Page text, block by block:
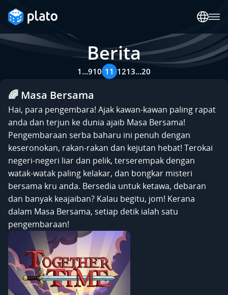
Berita
1 …910 11 1213…20
🌈 Masa Bersama
Hai, para pengembara! Ajak kawan-kawan paling rapat
anda dan terjun ke dunia ajaib Masa Bersama!
Pengembaraan serba baharu ini penuh dengan
keseronokan, rakan-rakan dan kejutan hebat! Terokai
negeri-negeri liar dan pelik, terserempak dengan
watak-watak paling kelakar, dan bongkar misteri
bersama kru anda. Bersedia untuk ketawa, debaran
dan banyak keajaiban? Kalau begitu, jom! Kerana
dalam Masa Bersama, setiap detik ialah satu
pengembaraan!